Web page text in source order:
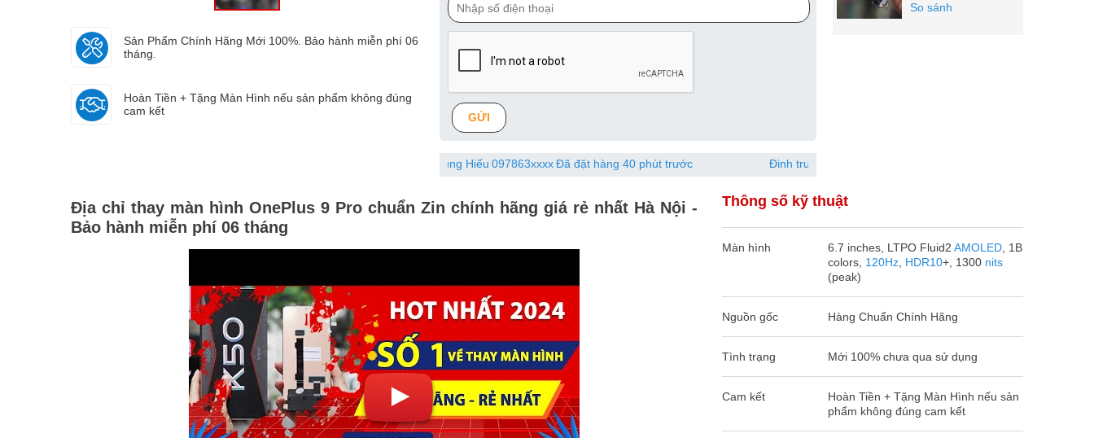
Sản Phẩm Chính Hãng Mới 100%. Bảo hành miễn phí 06
tháng.
Hoàn Tiền + Tặng Màn Hình nếu sản phẩm không đúng
cam kết
GỬI
Đinh Trung Hiếu097863xxxxĐã đặt hàng 40 phút trước Đinh trung hiếu
So sánh
Địa chỉ thay màn hình OnePlus 9 Pro chuẩn Zin chính hãng giá rẻ nhất Hà Nội -
Bảo hành miễn phí 06 tháng
Thông số kỹ thuật
Màn hình 6.7 inches, LTPO Fluid2 AMOLED, 1B
colors, 120Hz, HDR10+, 1300 nits
(peak)
Nguồn gốc Hàng Chuẩn Chính Hãng
Tình trạng Mới 100% chưa qua sử dụng
Cam kết
Hoàn Tiền + Tặng Màn Hình nếu sản
phẩm không đúng cam kết